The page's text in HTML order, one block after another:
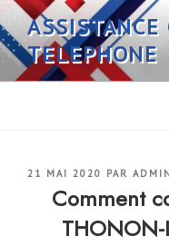
Aller
au
contenu
principal
ASSISTANCE
TELEPHONE
PUBLIÉ
21 MAI 2020 PAR
Comment
THONON-